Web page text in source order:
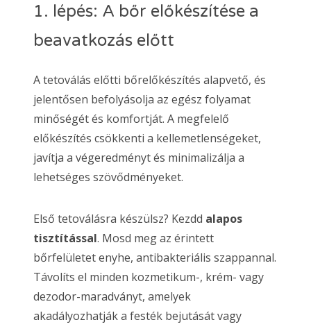
1. lépés: A bőr előkészítése a
beavatkozás előtt
A tetoválás előtti bőrelőkészítés alapvető, és
jelentősen befolyásolja az egész folyamat
minőségét és komfortját. A megfelelő
előkészítés csökkenti a kellemetlenségeket,
javítja a végeredményt és minimalizálja a
lehetséges szövődményeket.
Első tetoválásra készülsz? Kezdd alapos
tisztítással. Mosd meg az érintett
bőrfelületet enyhe, antibakteriális szappannal.
Távolíts el minden kozmetikum-, krém- vagy
dezodor-maradványt, amelyek
akadályozhatják a festék bejutását vagy